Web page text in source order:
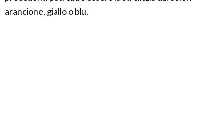
arancione, giallo o blu.